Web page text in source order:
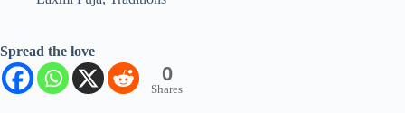
Spread the love
0
Shares